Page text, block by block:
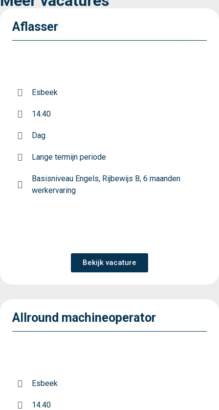
Aflasser
Esbeek
14.40
Dag
Lange termijn periode
Basisniveau Engels, Rijbewijs B, 6 maanden
werkervaring
Bekijk vacature
Allround machineoperator
Esbeek
14.40